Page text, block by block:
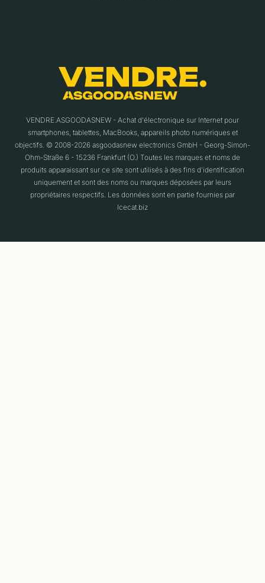
VENDRE.ASGOODASNEW - Achat d'électronique sur Internet pour
smartphones, tablettes, MacBooks, appareils photo numériques et
objectifs. © 2008-2026 asgoodasnew electronics GmbH - Georg-Simon-
Ohm-Straße 6 - 15236 Frankfurt (O.) Toutes les marques et noms de
produits apparaissant sur ce site sont utilisés à des fins d'identification
uniquement et sont des noms ou marques déposées par leurs
propriétaires respectifs. Les données sont en partie fournies par
Icecat.biz